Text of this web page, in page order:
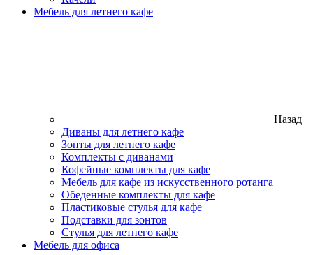
Мебель для летнего кафе
Назад
Диваны для летнего кафе
Зонты для летнего кафе
Комплекты с диванами
Кофейные комплекты для кафе
Мебель для кафе из искусственного ротанга
Обеденные комплекты для кафе
Пластиковые стулья для кафе
Подставки для зонтов
Стулья для летнего кафе
Мебель для офиса